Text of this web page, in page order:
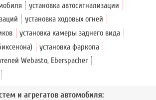
установка автосигнализации
установка ходовых огней
установка камеры заднего вида
установка фаркопа
Webasto, Eberspacher
и агрегатов автомобиля: